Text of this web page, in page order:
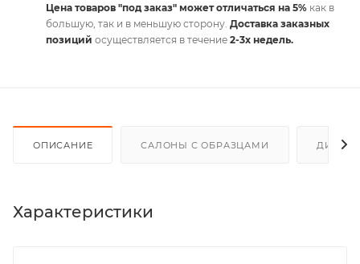
Цена товаров "под заказ" может отличаться на 5% как в
большую, так и в меньшую сторону. Доставка заказных
позиций осуществляется в течение 2-3х недель.
ОПИСАНИЕ САЛОНЫ С ОБРАЗЦАМИ
Характеристики